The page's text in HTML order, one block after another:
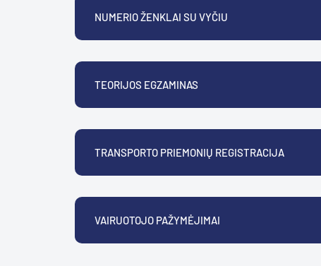
NUMERIO ŽENKLAI SU VYČIU
TEORIJOS EGZAMINAS
TRANSPORTO PRIEMONIŲ REGISTRACIJA
VAIRUOTOJO PAŽYMĖJIMAI